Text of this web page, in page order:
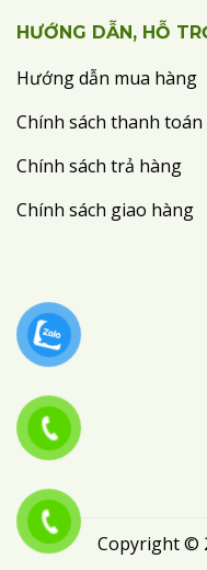
HƯỚNG DẪN, HỖ
Hướng dẫn mua hàng
Chính sách thanh toán
Chính sách trả hàng
Chính sách giao hàng
Copyright ©